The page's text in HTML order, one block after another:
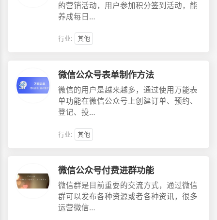
的营销活动，用户参加积分签到活动，能
养成每日…
行业: 其他
微信公众号表单制作方法
微信的用户是越来越多，通过使用万能表
单功能在微信公众号上创建订单、预约、
登记、投…
行业: 其他
微信公众号付费进群功能
微信群是目前重要的交流方式，通过微信
群可以发布各种资源或者各种资讯，很多
运营微信…